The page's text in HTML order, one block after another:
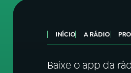
INÍCIO A RÁDIO
Baixe o app da